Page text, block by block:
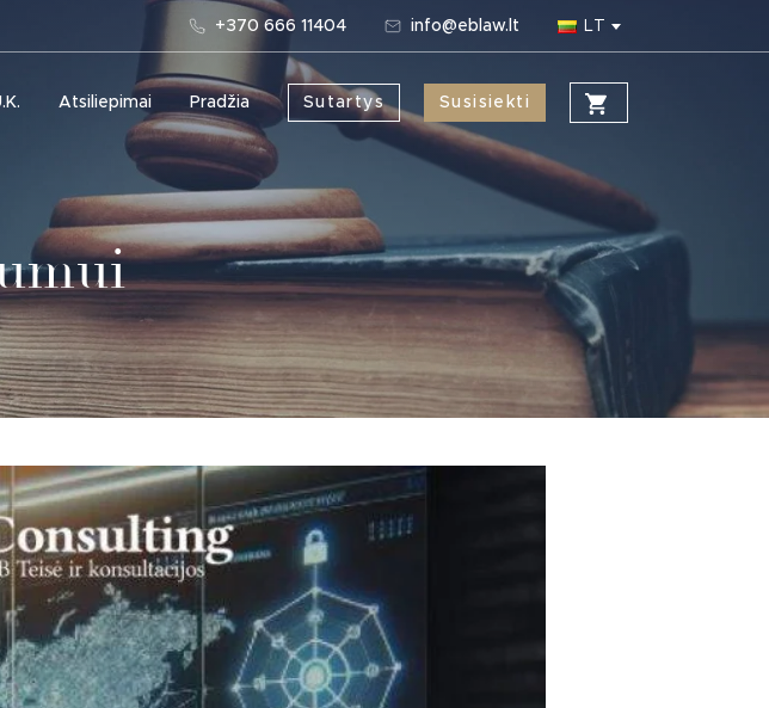
+370 666 11404 info@eblaw.lt LT
Atsiliepimai Pradžia Sutartys Susisiekti